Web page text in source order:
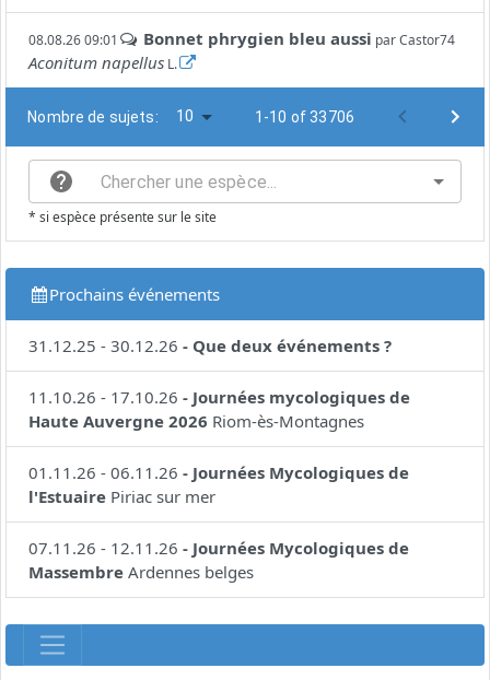
08.08.26 09:01 Bonnet phrygien bleu aussi parCastor74
Aconitum napellus L.
Nombre de sujets: 10 1-10 of 33706
* si espèce présente sur le site
Prochains événements
31.12.25 - 30.12.26 - Que deux événements ?
11.10.26 - 17.10.26 - Journées mycologiques de
Haute Auvergne 2026 Riom-ès-Montagnes
01.11.26 - 06.11.26 - Journées Mycologiques de
l'Estuaire Piriac sur mer
07.11.26 - 12.11.26 - Journées Mycologiques de
Massembre Ardennes belges